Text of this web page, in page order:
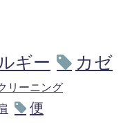
ギー カゼ
リーニング
便